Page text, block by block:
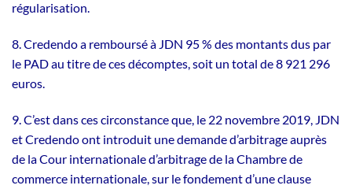
régularisation.
8. Credendo a remboursé à JDN 95 % des montants dus par
le PAD au titre de ces décomptes, soit un total de 8 921 296
euros.
9. C’est dans ces circonstance que, le 22 novembre 2019, JDN
et Credendo ont introduit une demande d’arbitrage auprès
de la Cour internationale d’arbitrage de la Chambre de
commerce internationale, sur le fondement d’une clause